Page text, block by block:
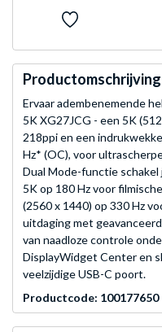
Productomschrijving
Ervaar adembenemende
5K XG27JCG - een 5K
218ppi en een
Hz* (OC), voor
Dual Mode-functie
5K op 180 Hz voor
(2560 x 1440) op 330 Hz
uitdaging met
van naadloze controle
DisplayWidget Center en
veelzijdige USB-C poort.
Productcode: 100177650